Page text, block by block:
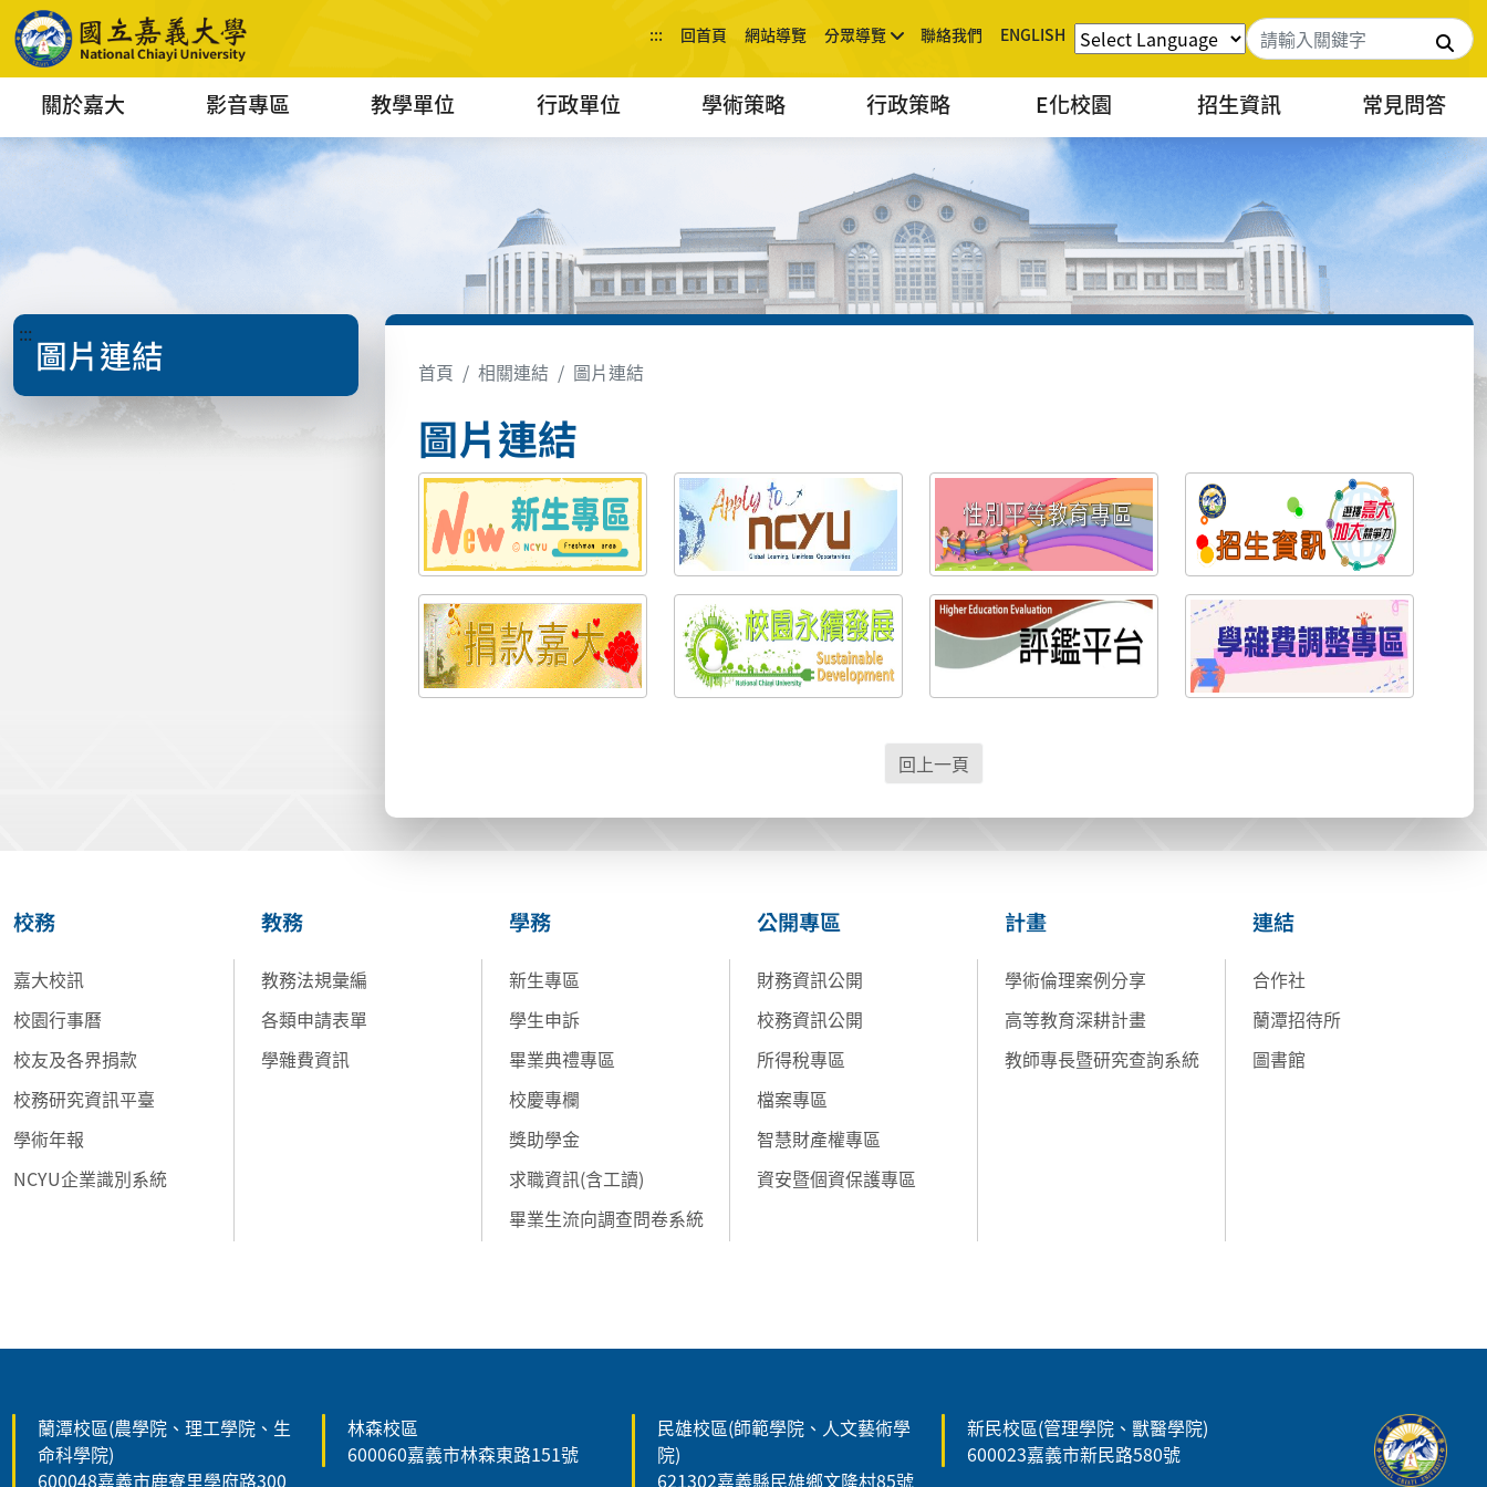
::: 回首頁 網站導覽 分眾導覽 聯絡我們 ENGLISH 搜尋
關於嘉大 影音專區 教學單位 行政單位 學術策略 行政策略 E化校園 招生資訊 常見問答
::: 圖片連結 首頁 相關連結 圖片連結
圖片連結
回上一頁
校務
嘉大校訊
校園行事曆
校友及各界捐款
校務研究資訊平臺
學術年報
NCYU企業識別系統
教務
教務法規彙編
各類申請表單
學雜費資訊
學務
新生專區
學生申訴
畢業典禮專區
校慶專欄
獎助學金
求職資訊(含工讀)
畢業生流向調查問卷系統
公開專區
財務資訊公開
校務資訊公開
所得稅專區
檔案專區
智慧財產權專區
資安暨個資保護專區
計畫
學術倫理案例分享
高等教育深耕計畫
教師專長暨研究查詢系統
連結
合作社
蘭潭招待所
圖書館
蘭潭校區(農學院、理工學院、生
命科學院)
600048嘉義市鹿寮里學府路300
林森校區
600060嘉義市林森東路151號
民雄校區(師範學院、人文藝術學
院)
621302嘉義縣民雄鄉文隆村85號
新民校區(管理學院、獸醫學院)
600023嘉義市新民路580號